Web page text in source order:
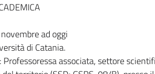
ad oggi
di Catania.
Professoressa associata, settore